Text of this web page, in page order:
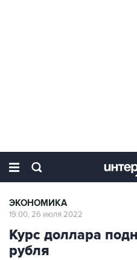
ЭКОНОМИКА
19:00, 26 июля 2022
Курс доллара
рубля